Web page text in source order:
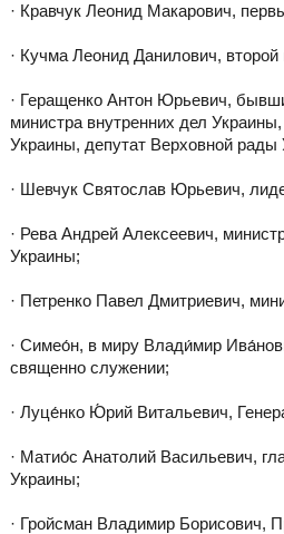
· Кравчук Леонид Макарович,
· Кучма Леонид Данилович,
· Геращенко Антон Юрьевич,
министра внутренних дел
Украины, депутат Верховной рады
· Шевчук Святослав Юрьевич,
· Рева Андрей Алексеевич,
Украины;
· Петренко Павел Дмитриевич,
· Симео́н, в миру Влади́мир
священно служении;
· Луце́нко Ю́рий Витальевич,
· Матио́с Анатолий Васильевич,
Украины;
· Гройсман Владимир Борисович,